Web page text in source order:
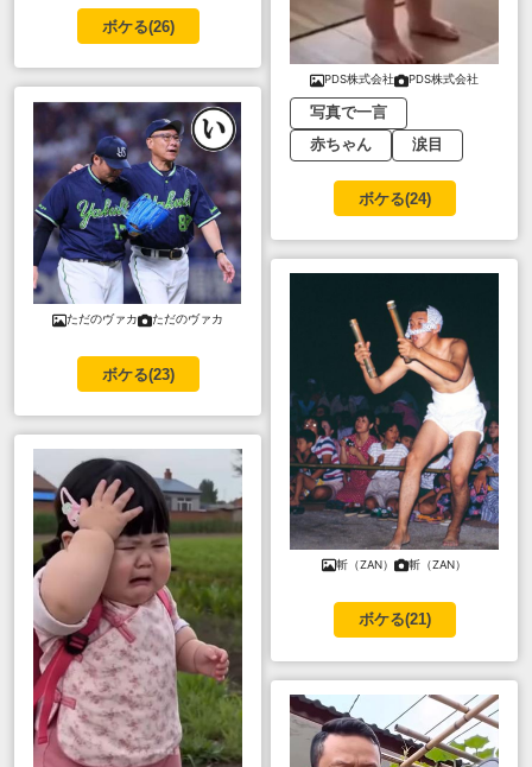
ボケる(26)
ただのヴァカ ただのヴァカ
ボケる(23)
PDS株式会社 PDS株式会社
写真で一言
赤ちゃん
涙目
ボケる(24)
斬（ZAN） 斬（ZAN）
ボケる(21)